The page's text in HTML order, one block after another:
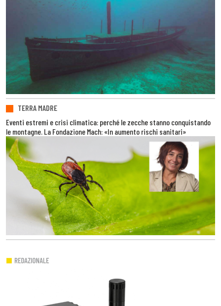
TERRA MADRE
Eventi estremi e crisi climatica: perché le zecche stanno conquistando
le montagne. La Fondazione Mach: «In aumento rischi sanitari»